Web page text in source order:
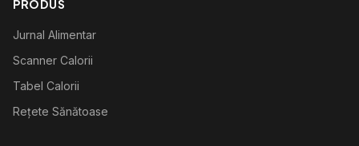
PRODUS
Jurnal Alimentar
Scanner Calorii
Tabel Calorii
Rețete Sănătoase